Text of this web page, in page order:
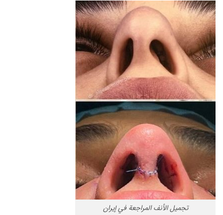
تجميل الأنف المراجعة في إيران